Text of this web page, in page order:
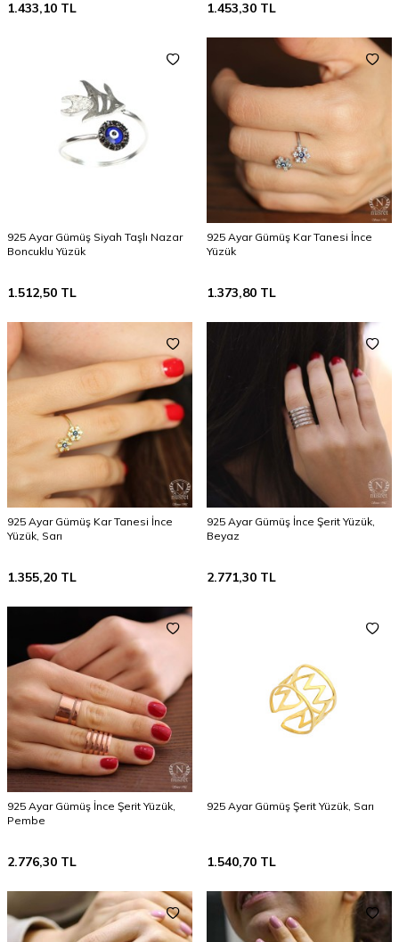
1.433,10 TL 1.453,30 TL
925 Ayar Gümüş Siyah Taşlı Nazar
Boncuklu Yüzük
1.512,50 TL
925 Ayar Gümüş Kar Tanesi İnce
Yüzük
1.373,80 TL
925 Ayar Gümüş Kar Tanesi İnce
Yüzük, Sarı
1.355,20 TL
925 Ayar Gümüş İnce Şerit Yüzük,
Beyaz
2.771,30 TL
925 Ayar Gümüş İnce Şerit Yüzük,
Pembe
2.776,30 TL
925 Ayar Gümüş Şerit Yüzük, Sarı
1.540,70 TL